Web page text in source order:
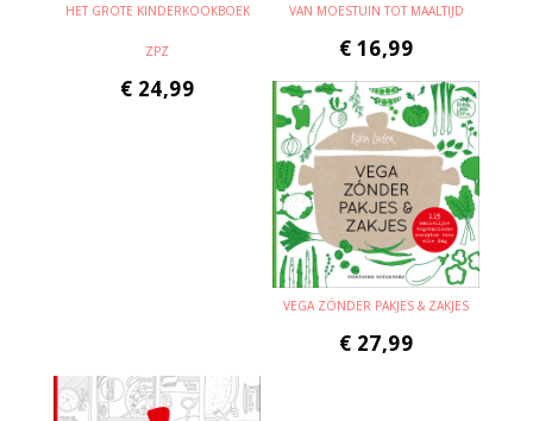
HET GROTE KINDERKOOKBOEK
ZPZ
€ 24,99
VAN MOESTUIN TOT MAALTIJD
€ 16,99
VEGA ZÓNDER PAKJES & ZAKJES
€ 27,99